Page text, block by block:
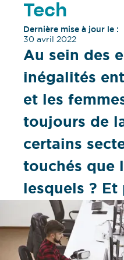
Tech
Dernière mise à jour le :
30 avril 2022
Au sein des
inégalités
et les
toujours de
certains
touchés que
lesquels ?